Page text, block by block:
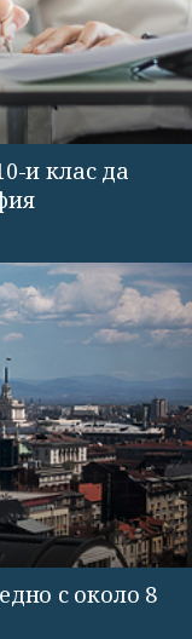
и клас да
с около 8